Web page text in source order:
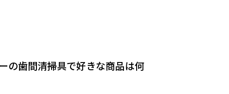
の歯間清掃具で好きな商品は何